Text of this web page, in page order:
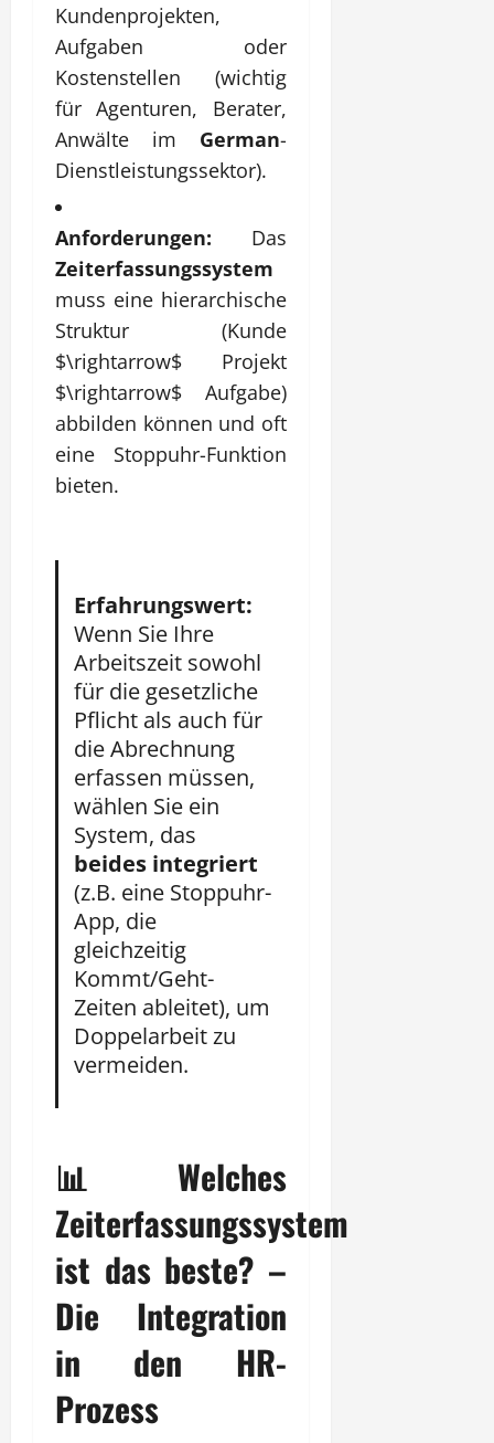
Kundenprojekten,
Aufgaben oder
Kostenstellen (wichtig
für Agenturen, Berater,
Anwälte im German-
Dienstleistungssektor).
Anforderungen: Das
Zeiterfassungssystem
muss eine hierarchische
Struktur (Kunde
$\rightarrow$ Projekt
$\rightarrow$ Aufgabe)
abbilden können und oft
eine Stoppuhr-Funktion
bieten.
Erfahrungswert:
Wenn Sie Ihre
Arbeitszeit sowohl
für die gesetzliche
Pflicht als auch für
die Abrechnung
erfassen müssen,
wählen Sie ein
System, das
beides integriert
(z.B. eine Stoppuhr-
App, die
gleichzeitig
Kommt/Geht-
Zeiten ableitet), um
Doppelarbeit zu
vermeiden.
📊 Welches
Zeiterfassungssystem
ist das beste? –
Die Integration
in den HR-
Prozess